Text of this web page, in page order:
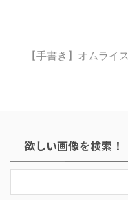
【手書き】オムライ
欲しい画像を検索！